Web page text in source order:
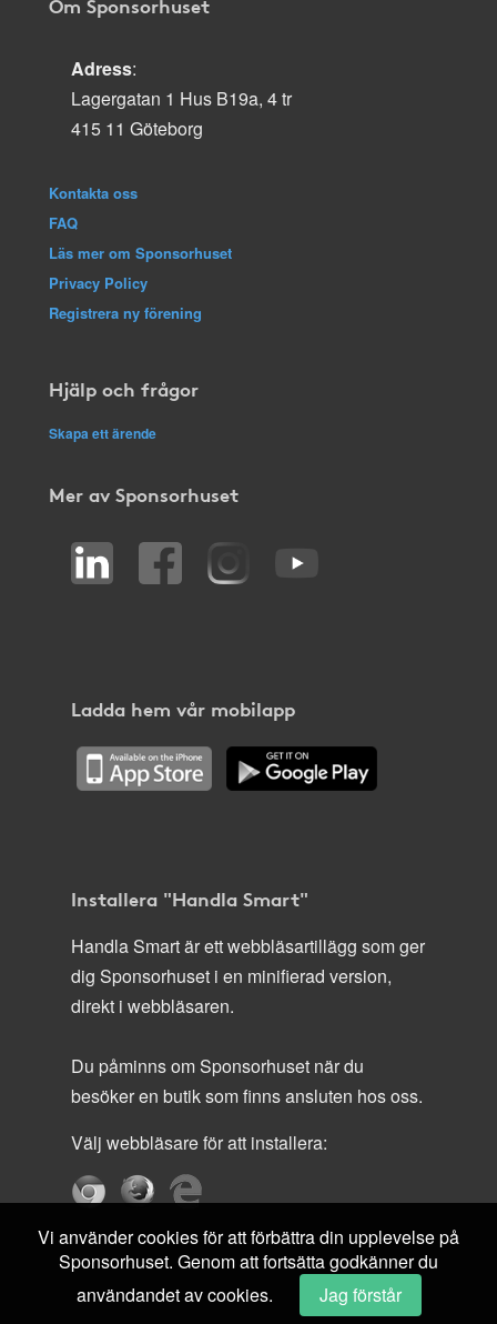
Adress:
Lagergatan 1 Hus B19a, 4 tr
415 11 Göteborg
Kontakta oss
FAQ
Läs mer om Sponsorhuset
Privacy Policy
Registrera ny förening
Hjälp och frågor
Skapa ett ärende
Mer av Sponsorhuset
Ladda hem vår mobilapp
Installera "Handla Smart"
Handla Smart är ett webbläsartillägg som ger
dig Sponsorhuset i en minifierad version,
direkt i webbläsaren.
Du påminns om Sponsorhuset när du
besöker en butik som finns ansluten hos oss.
Välj webbläsare för att installera:
Vi använder cookies för att förbättra din upplevelse på
Sponsorhuset. Genom att fortsätta godkänner du
användandet av cookies.
Jag förstår